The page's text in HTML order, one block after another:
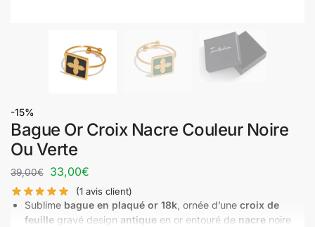
-15%
Bague Or Croix Nacre Couleur Noire
Ou Verte
39,00€ 33,00€
(1 avis client)
Sublime bague en plaqué or 18k , ornée d’une croix de
feuille gravé design antique en or entouré de nacre noire